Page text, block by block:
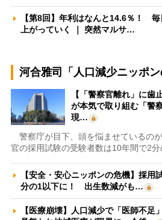
【第8回】年利はなんと14.6％！
上がっていく ｜ 突然マルサ…
河合雅司「人口減少ニッポン
【「警察官離れ」に歯
が本気で取り組む「警
現…
警察庁が目下、頭を悩ませているの
官の採用試験の受験者数は10年間で2
【安全・安心ニッポンの危機】採用
分の1以下に！ 出生数減がも…
【医療崩壊】人口減少で「医師不足